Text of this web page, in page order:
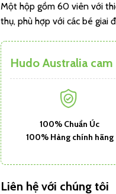
Một hộp gồm 60 viên với
thụ, phù hợp với các bé giai
Hudo Australia cam
100% Chuẩn Úc
100% Hàng chính hãng
Liên hệ với chúng tôi